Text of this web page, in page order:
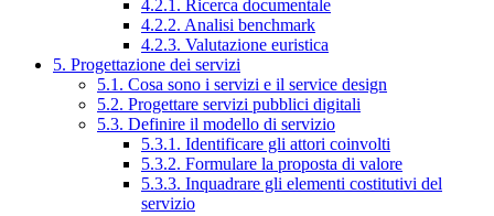
4.2.1. Ricerca documentale
4.2.2. Analisi benchmark
4.2.3. Valutazione euristica
5. Progettazione dei servizi
5.1. Cosa sono i servizi e il service design
5.2. Progettare servizi pubblici digitali
5.3. Definire il modello di servizio
5.3.1. Identificare gli attori coinvolti
5.3.2. Formulare la proposta di valore
5.3.3. Inquadrare gli elementi costitutivi del
servizio